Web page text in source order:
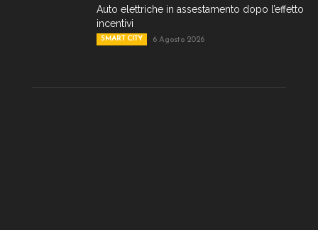
Auto elettriche in assestamento dopo l’effetto
incentivi
SMART CITY 6 Agosto 2026